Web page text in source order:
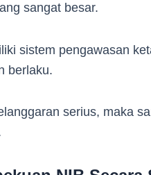
sangat besar.
sistem pengawasan
berlaku.
serius, maka